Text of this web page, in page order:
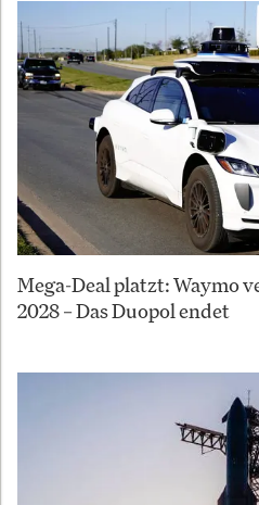
Mega-Deal platzt: Waymo
2028 – Das Duopol endet